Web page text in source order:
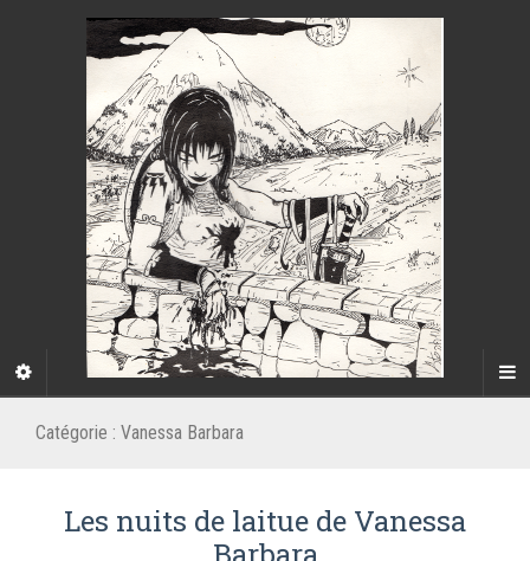
Catégorie : Vanessa Barbara
Les nuits de laitue de Vanessa